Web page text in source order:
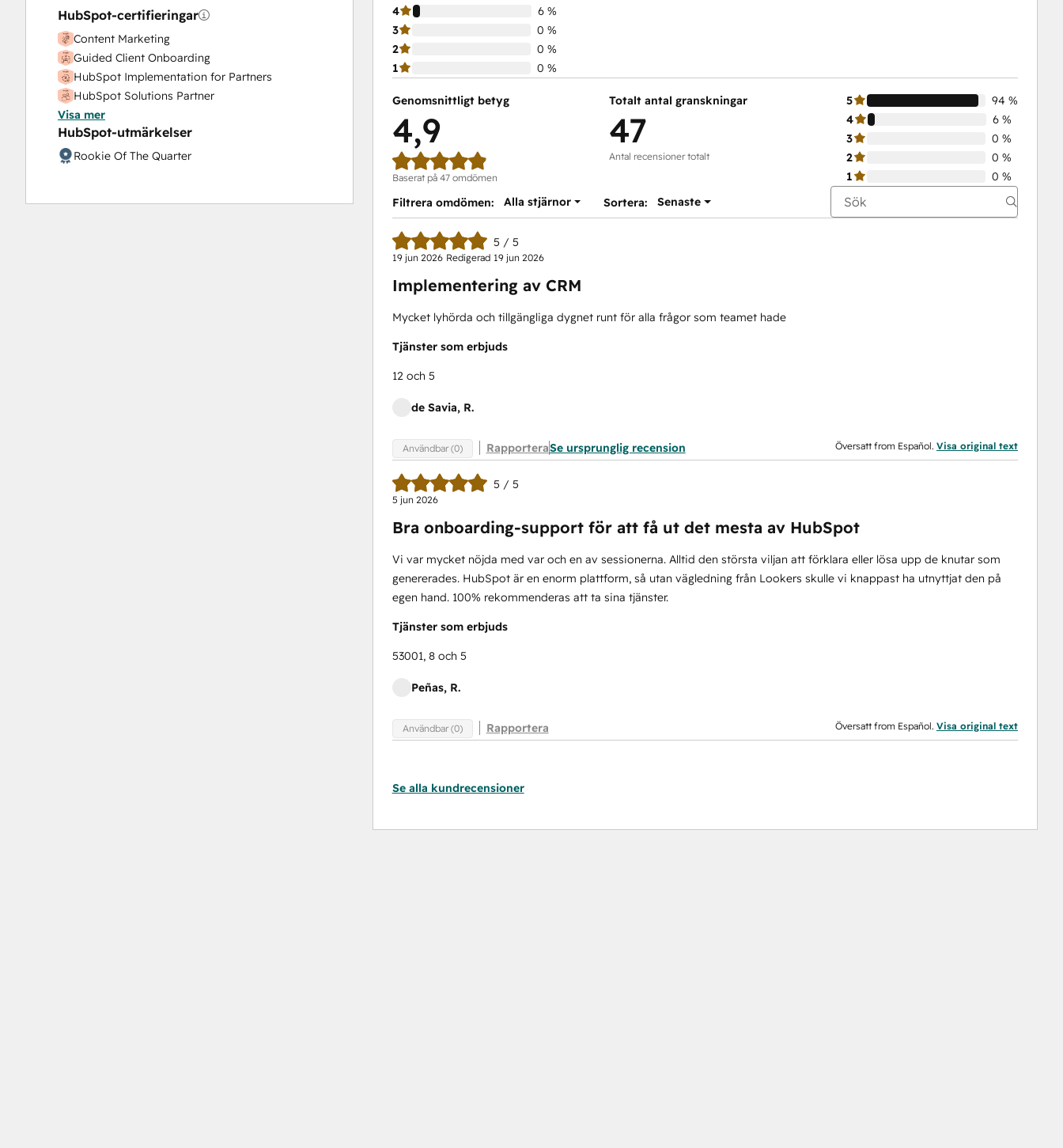
Website Design
Website Development
Website Migration
HubSpot-certifieringar
Content Marketing
Guided Client Onboarding
HubSpot Implementation for Partners
HubSpot Solutions Partner
Inbound Sales
Visa mer
HubSpot-utmärkelser
Rookie Of The Quarter
4
6 %
3
0 %
2
0 %
1
0 %
Genomsnittligt betyg
4,9
Baserat på 47 omdömen
Totalt antal granskningar
47
Antal recensioner totalt
5
94 %
4
6 %
3
0 %
2
0 %
1
0 %
Filtrera omdömen:
Alla stjärnor Sortera: Senaste
5 / 5
19 jun 2026 Redigerad 19 jun 2026
Implementering av CRM
Mycket lyhörda och tillgängliga dygnet runt för alla frågor som teamet hade
Tjänster som erbjuds
12 och 5
de Savia, R.
Användbar (0) RapporteraSe ursprunglig recension Översatt from Español. Visa original text
5 / 5
5 jun 2026
Bra onboarding-support för att få ut det mesta av HubSpot
Vi var mycket nöjda med var och en av sessionerna. Alltid den största viljan att förklara eller lösa upp de knutar som
genererades. HubSpot är en enorm plattform, så utan vägledning från Lookers skulle vi knappast ha utnyttjat den på
egen hand. 100% rekommenderas att ta sina tjänster.
Tjänster som erbjuds
53001, 8 och 5
Peñas, R.
Användbar (0) Rapportera Översatt from Español. Visa original text
Se alla kundrecensioner